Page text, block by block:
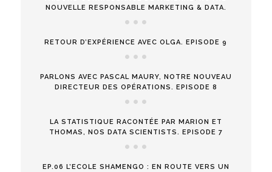
NOUVELLE RESPONSABLE MARKETING & DATA.
RETOUR D’EXPÉRIENCE AVEC OLGA. EPISODE 9
PARLONS AVEC PASCAL MAURY, NOTRE NOUVEAU
DIRECTEUR DES OPÉRATIONS. EPISODE 8
LA STATISTIQUE RACONTÉE PAR MARION ET
THOMAS, NOS DATA SCIENTISTS. EPISODE 7
EP.06 L’ECOLE SHAMENGO : EN ROUTE VERS UN